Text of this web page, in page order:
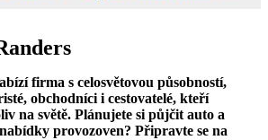
firma s celosvětovou působností,
obchodníci i cestovatelé, kteří
na světě. Plánujete si půjčit auto a
provozoven? Připravte se na